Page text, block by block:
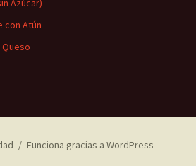
Azúcar)
con Atún
Queso
Funciona gracias a WordPress